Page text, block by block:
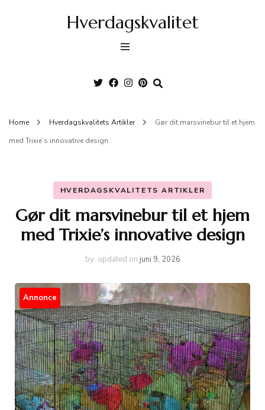
Hverdagskvalitet
Home Hverdagskvalitets Artikler
Gør dit marsvinebur til et hjem
med Trixie’s innovative design
HVERDAGSKVALITETS ARTIKLER
Gør dit marsvinebur til et hjem
med Trixie’s innovative design
by updated on juni 9, 2026
Annonce